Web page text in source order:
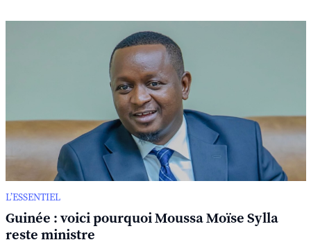
L’ESSENTIEL
Guinée : voici pourquoi Moussa Moïse Sylla
reste ministre